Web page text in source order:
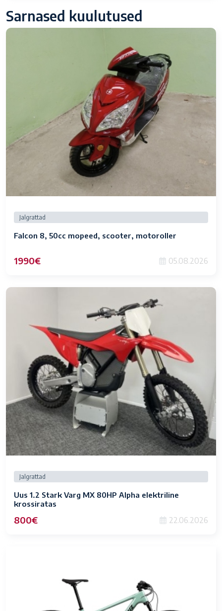
Sarnased kuulutused
Jalgrattad
Falcon 8, 50cc mopeed, scooter, motoroller
1990€ 05.08.2026
Jalgrattad
Uus 1.2 Stark Varg MX 80HP Alpha elektriline
krossiratas
800€ 22.06.2026